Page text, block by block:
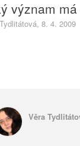
význam
8. 4. 2009
Věra